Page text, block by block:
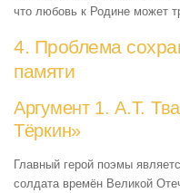
что любовь к Родине может
4. Проблема
памяти
Аргумент 1. А.Т.
Тёркин»
Главный герой поэмы
солдата времён Великой